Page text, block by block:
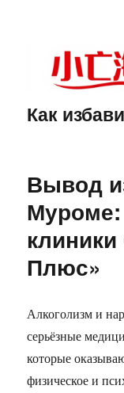
Как
Вывод
Плюс»
Алкоголизм и
серьёзные
которые
физическое и